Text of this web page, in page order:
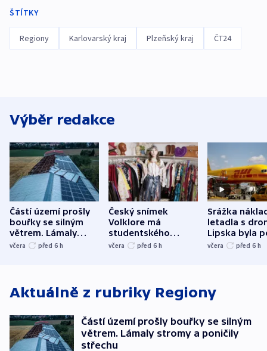
ŠTÍTKY
Regiony Karlovarský kraj Plzeňský kraj ČT24
Výběr redakce
Částí území prošly
bouřky se silným
větrem. Lámaly
stromy a poničily
včera před 6 h
Český snímek
Volklore má
studentského
Oscara, zabojuje o
včera před 6 h
Srážka
letadla s
Lipska byla
německého
včera před 6 h
Aktuálně z rubriky Regiony
Částí území prošly bouřky se silným
větrem. Lámaly stromy a poničily
střechu